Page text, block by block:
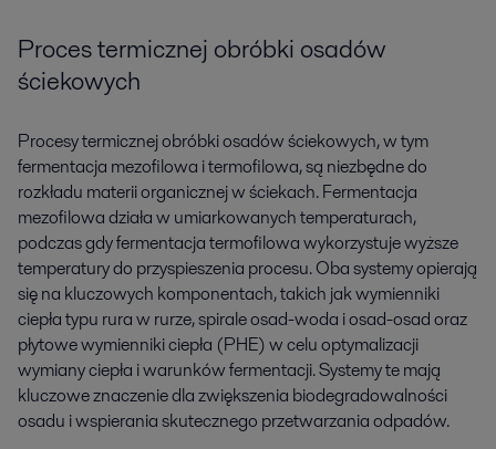
Proces termicznej obróbki osadów
ściekowych
Procesy termicznej obróbki osadów ściekowych, w tym
fermentacja mezofilowa i termofilowa, są niezbędne do
rozkładu materii organicznej w ściekach. Fermentacja
mezofilowa działa w umiarkowanych temperaturach,
podczas gdy fermentacja termofilowa wykorzystuje wyższe
temperatury do przyspieszenia procesu. Oba systemy opierają
się na kluczowych komponentach, takich jak wymienniki
ciepła typu rura w rurze, spirale osad-woda i osad-osad oraz
płytowe wymienniki ciepła (PHE) w celu optymalizacji
wymiany ciepła i warunków fermentacji. Systemy te mają
kluczowe znaczenie dla zwiększenia biodegradowalności
osadu i wspierania skutecznego przetwarzania odpadów.